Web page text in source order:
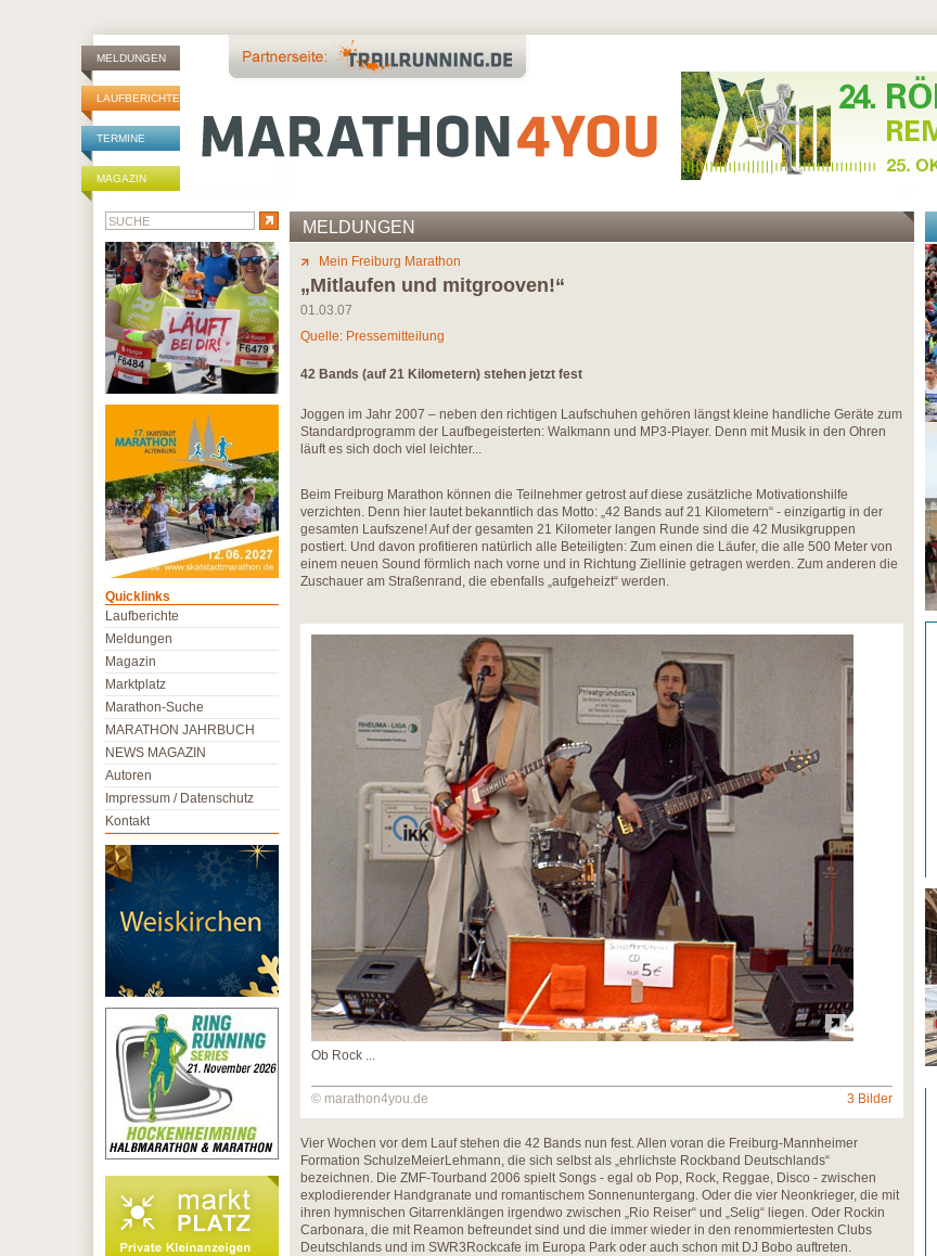
MELDUNGEN
LAUFBERICHTE
TERMINE
MAGAZIN
MELDUNGEN
Mein Freiburg Marathon
„Mitlaufen und mitgrooven!“
01.03.07
Quelle: Pressemitteilung
42 Bands (auf 21 Kilometern) stehen jetzt fest
Joggen im Jahr 2007 – neben den richtigen Laufschuhen gehören längst kleine handliche Geräte zum
Standardprogramm der Laufbegeisterten: Walkmann und MP3-Player. Denn mit Musik in den Ohren
läuft es sich doch viel leichter...
Beim Freiburg Marathon können die Teilnehmer getrost auf diese zusätzliche Motivationshilfe
verzichten. Denn hier lautet bekanntlich das Motto: „42 Bands auf 21 Kilometern“ - einzigartig in der
gesamten Laufszene! Auf der gesamten 21 Kilometer langen Runde sind die 42 Musikgruppen
postiert. Und davon profitieren natürlich alle Beteiligten: Zum einen die Läufer, die alle 500 Meter von
einem neuen Sound förmlich nach vorne und in Richtung Ziellinie getragen werden. Zum anderen die
Zuschauer am Straßenrand, die ebenfalls „aufgeheizt“ werden.
Ob Rock ...
© marathon4you.de 3 Bilder
Vier Wochen vor dem Lauf stehen die 42 Bands nun fest. Allen voran die Freiburg-Mannheimer
Formation SchulzeMeierLehmann, die sich selbst als „ehrlichste Rockband Deutschlands“
bezeichnen. Die ZMF-Tourband 2006 spielt Songs - egal ob Pop, Rock, Reggae, Disco - zwischen
explodierender Handgranate und romantischem Sonnenuntergang. Oder die vier Neonkrieger, die mit
ihren hymnischen Gitarrenklängen irgendwo zwischen „Rio Reiser“ und „Selig“ liegen. Oder Rockin
Carbonara, die mit Reamon befreundet sind und die immer wieder in den renommiertesten Clubs
Deutschlands und im SWR3Rockcafe im Europa Park oder auch schon mit DJ Bobo auftreten.
Quicklinks
Laufberichte
Meldungen
Magazin
Marktplatz
Marathon-Suche
MARATHON JAHRBUCH
NEWS MAGAZIN
Autoren
Impressum / Datenschutz
Kontakt